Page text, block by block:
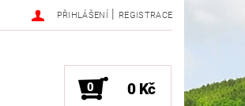
PŘIHLÁŠENÍ | REGISTRACE
0 0 Kč